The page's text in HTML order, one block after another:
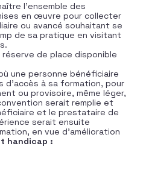
l’ensemble des
en œuvre pour collecter
ou avancé souhaitant se
de sa pratique en visitant
réserve de place disponible
une personne bénéficiaire
à sa formation, pour
ou provisoire, même léger,
serait remplie et
et le prestataire de
serait ensuite
en vue d’amélioration
handicap :
utiliser les techniques de la